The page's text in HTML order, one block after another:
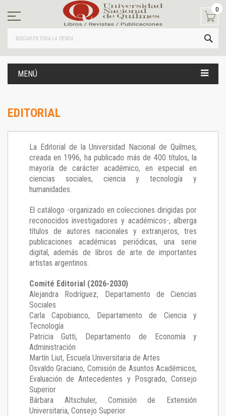
contenido
0
MENÚ
EDITORIAL
La Editorial de la Universidad Nacional de Quilmes,
creada en 1996, ha publicado más de 400 títulos, la
mayoría de carácter académico, en especial en
ciencias sociales, ciencia y tecnología y
humanidades.
El catálogo -organizado en colecciones dirigidas por
reconocidos investigadores y académicos-, alberga
títulos de autores nacionales y extranjeros, tres
publicaciones académicas periódicas, una serie
digital, además de libros de arte de importantes
artistas argentinos.
Comité Editorial (2026-2030)
Alejandra Rodríguez, Departamento de Ciencias
Sociales
Carla Capobianco, Departamento de Ciencia y
Tecnología
Patricia Gutti, Departamento de Economía y
Administración
Martín Liut, Escuela Universitaria de Artes
Osvaldo Graciano, Comisión de Asuntos Académicos,
Evaluación de Antecedentes y Posgrado, Consejo
Superior
Bárbara Altschuler, Comisión de Extensión
Universitaria, Consejo Superior